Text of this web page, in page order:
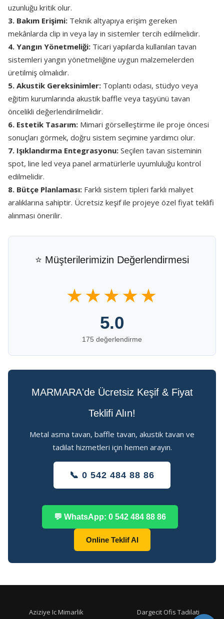
uzunluğu kritik olur.
3. Bakım Erişimi: Teknik altyapıya erişim gereken
mekânlarda clip in veya lay in sistemler tercih edilmelidir.
4. Yangın Yönetmeliği: Ticari yapılarda kullanılan tavan
sistemleri yangın yönetmeliğine uygun malzemelerden
üretilmiş olmalıdır.
5. Akustik Gereksinimler: Toplantı odası, stüdyo veya
eğitim kurumlarında akustik baffle veya taşyünü tavan
öncelikli değerlendirilmelidir.
6. Estetik Tasarım: Mimari görselleştirme ile proje öncesi
sonuçları görmek, doğru sistem seçimine yardımcı olur.
7. Işıklandırma Entegrasyonu: Seçilen tavan sisteminin
spot, line led veya panel armatürlerle uyumluluğu kontrol
edilmelidir.
8. Bütçe Planlaması: Farklı sistem tipleri farklı maliyet
aralıklarına sahiptir. Ücretsiz keşif ile projeye özel fiyat teklifi
alınması önerilir.
⭐ Müşterilerimizin Değerlendirmesi
★★★★★
5.0
175 değerlendirme
MARMARA'de Ücretsiz Keşif & Fiyat
Teklifi Alın!
Metal asma tavan, baffle tavan, akustik tavan ve
tadilat hizmetleri için hemen arayın.
📞 0 542 484 88 86
💬 WhatsApp: 0 542 484 88 86
Online Teklif Al
Aziziye Ic Mimarlik Dargecit Ofis Tadilati